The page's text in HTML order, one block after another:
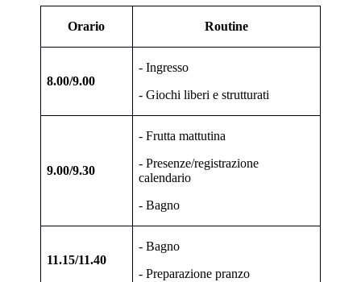
Orario Routine
8.00/9.00
- Ingresso
- Giochi liberi e strutturati
9.00/9.30
- Frutta mattutina
- Presenze/registrazione
calendario
- Bagno
11.15/11.40
- Bagno
- Preparazione pranzo